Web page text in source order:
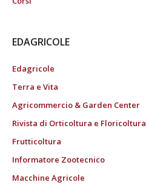
EDAGRICOLE
Edagricole
Terra e Vita
Agricommercio & Garden Center
Rivista di Orticoltura e Floricoltura
Frutticoltura
Informatore Zootecnico
Macchine Agricole